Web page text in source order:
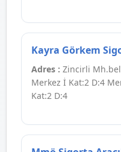
Kayra Görkem
Adres : Zincirli
Merkez İ Kat:2 D:4
Kat:2 D:4